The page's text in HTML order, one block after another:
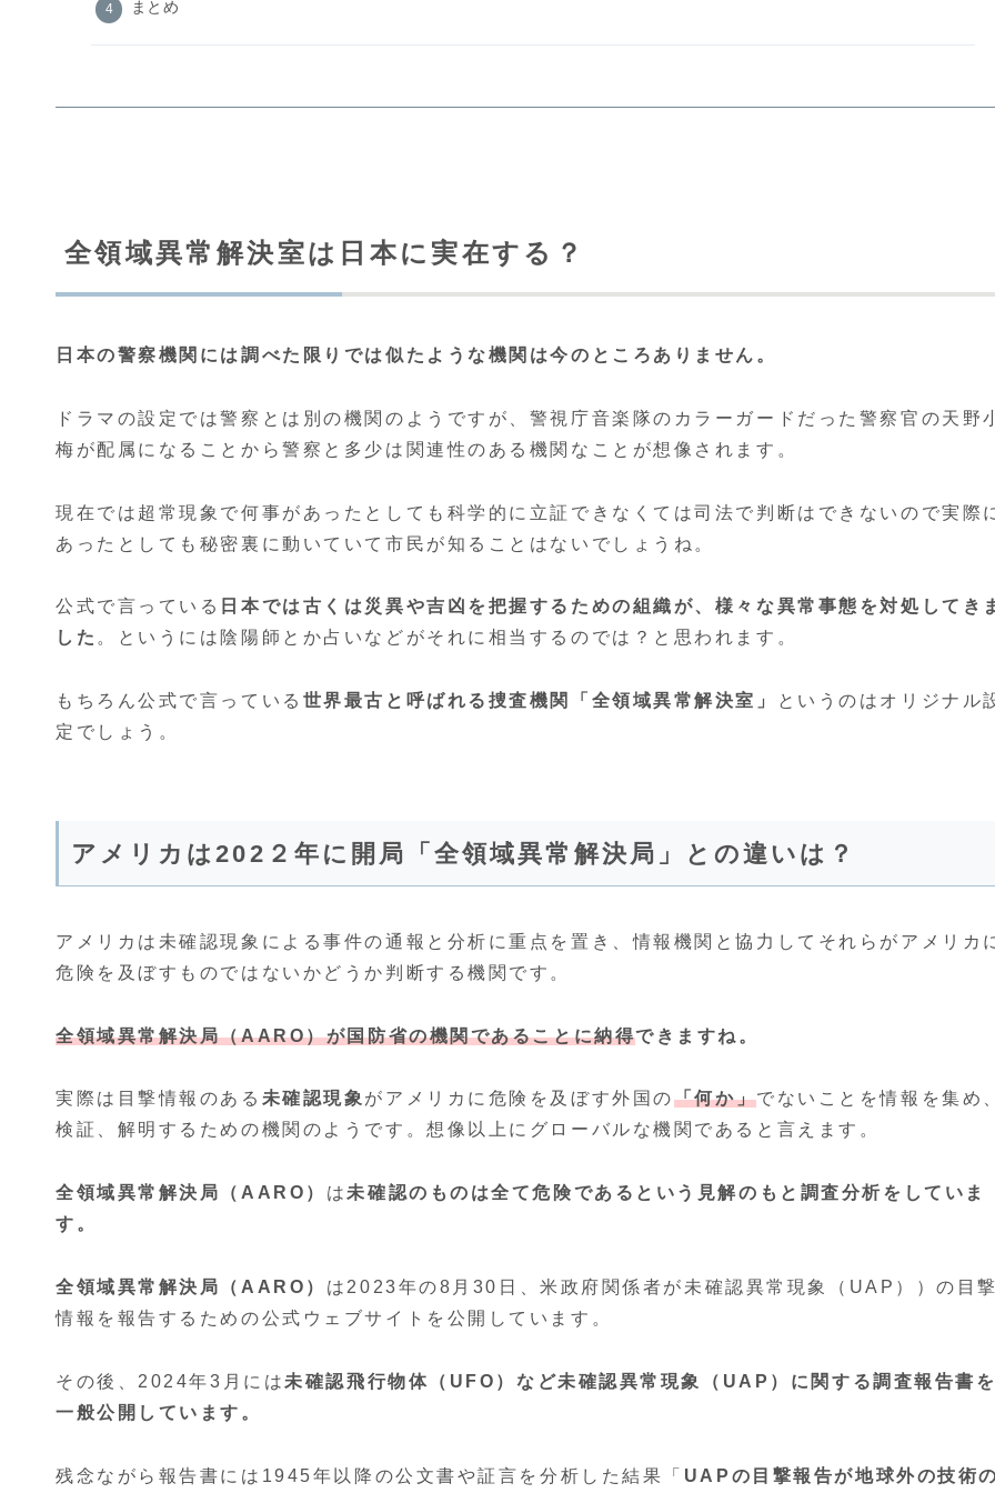
まとめ
全領域異常解決室は日本に実在する？
日本の警察機関には調べた限りでは似たような機関は今のところありません。
ドラマの設定では警察とは別の機関のようですが、警視庁音楽隊のカラーガードだった警察官の天野
梅が配属になることから警察と多少は関連性のある機関なことが想像されます。
現在では超常現象で何事があったとしても科学的に立証できなくては司法で判断はできないので実際
あったとしても秘密裏に動いていて市民が知ることはないでしょうね。
公式で言っている 日本では古くは災異や吉凶を把握するための組織が、様々な異常事態を対処してき
した 。というには陰陽師とか占いなどがそれに相当するのでは？と思われます。
もちろん公式で言っている 世界最古と呼ばれる捜査機関「全領域異常解決室」
というのはオリジナル
定でしょう。
アメリカは202２年に開局「全領域異常解決局」との違いは？
アメリカは未確認現象による事件の通報と分析に重点を置き、情報機関と協力してそれらがアメリカ
危険を及ぼすものではないかどうか判断する機関です。
全領域異常解決局（AARO）が国防省の機関であることに納得できますね。
実際は目撃情報のある 未確認現象がアメリカに危険を及ぼす外国の「何か」でないことを情報を集め、
検証、解明するための機関のようです。想像以上にグローバルな機関であると言えます。
全領域異常解決局（AARO） は未確認のものは全て危険であるという見解のもと調査分析をしていま
す。
全領域異常解決局（AARO） は2023年の8月30日、米政府関係者が未確認異常現象（UAP））の目撃
情報を報告するための公式ウェブサイトを公開しています。
その後、2024年3月には未確認飛行物体（UFO）など未確認異常現象（UAP）に関する調査報告書を
一般公開しています。
残念ながら報告書には1945年以降の公文書や証言を分析した結果「 UAPの目撃報告が地球外の技術の